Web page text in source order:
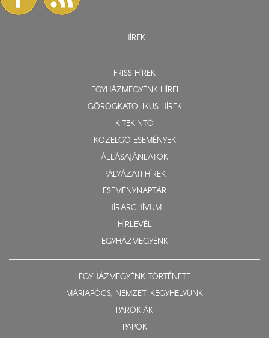
HÍREK
FRISS HÍREK
EGYHÁZMEGYÉNK HÍREI
GÖRÖGKATOLIKUS HÍREK
KITEKINTŐ
KÖZELGŐ ESEMÉNYEK
ÁLLÁSAJÁNLATOK
PÁLYÁZATI HÍREK
ESEMÉNYNAPTÁR
HÍRARCHÍVUM
HÍRLEVÉL
EGYHÁZMEGYÉNK
EGYHÁZMEGYÉNK TÖRTÉNETE
MÁRIAPÓCS, NEMZETI KEGYHELYÜNK
PARÓKIÁK
PAPOK